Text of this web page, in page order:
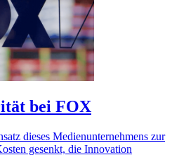
bei FOX
dieses Medienunternehmens zur
gesenkt, die Innovation